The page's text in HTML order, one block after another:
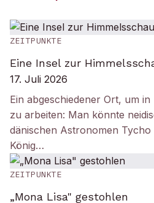
ZEITPUNKTE
Eine Insel zur
17. Juli 2026
Ein abgeschiedener Ort, um
zu arbeiten: Man könnte
dänischen Astronomen
König…
ZEITPUNKTE
„Mona Lisa" gestohlen